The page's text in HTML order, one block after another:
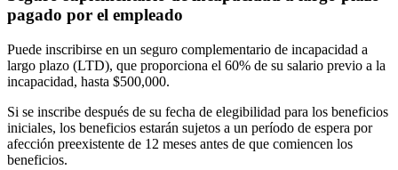
pagado por el empleado
Puede inscribirse en un seguro complementario de incapacidad a
largo plazo (LTD), que proporciona el 60% de su salario previo a la
incapacidad, hasta $500,000.
Si se inscribe después de su fecha de elegibilidad para los beneficios
iniciales, los beneficios estarán sujetos a un período de espera por
afección preexistente de 12 meses antes de que comiencen los
beneficios.